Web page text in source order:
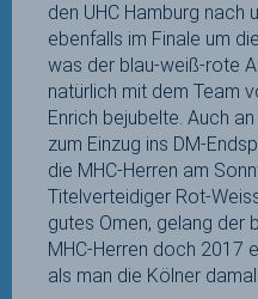
den UHC Hamburg nach
ebenfalls im Finale um
was der blau-weiß-rote
natürlich mit dem Team
Enrich bejubelte. Auch
zum Einzug ins DM-
die MHC-Herren am
Titelverteidiger Rot-
gutes Omen, gelang der
MHC-Herren doch 2017
als man die Kölner